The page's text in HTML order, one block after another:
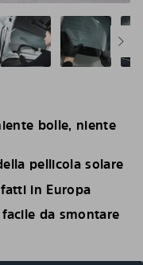
bolle, niente
pellicola solare
in Europa
da smontare